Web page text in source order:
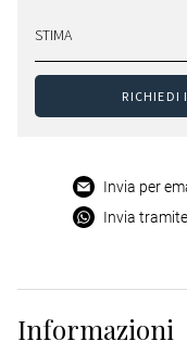
STIMA
RICHIEDI
Invia per
Invia
Informazioni